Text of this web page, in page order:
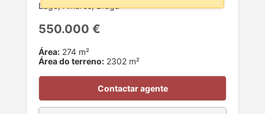
Lago, Amares, Braga
550.000 €
Área: 274 m²
Área do terreno: 2302 m²
Contactar agente